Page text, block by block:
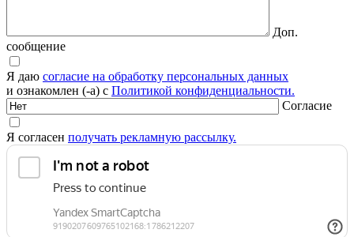
Доп.
сообщение
Я даю согласие на обработку персональных данных
и ознакомлен (-а) с Политикой конфиденциальности.
Согласие
Я согласен получать рекламную рассылку.